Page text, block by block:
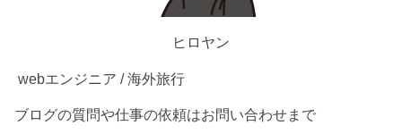
ヒロヤン
webエンジニア / 海外旅行
ブログの質問や仕事の依頼はお問い合わせまで